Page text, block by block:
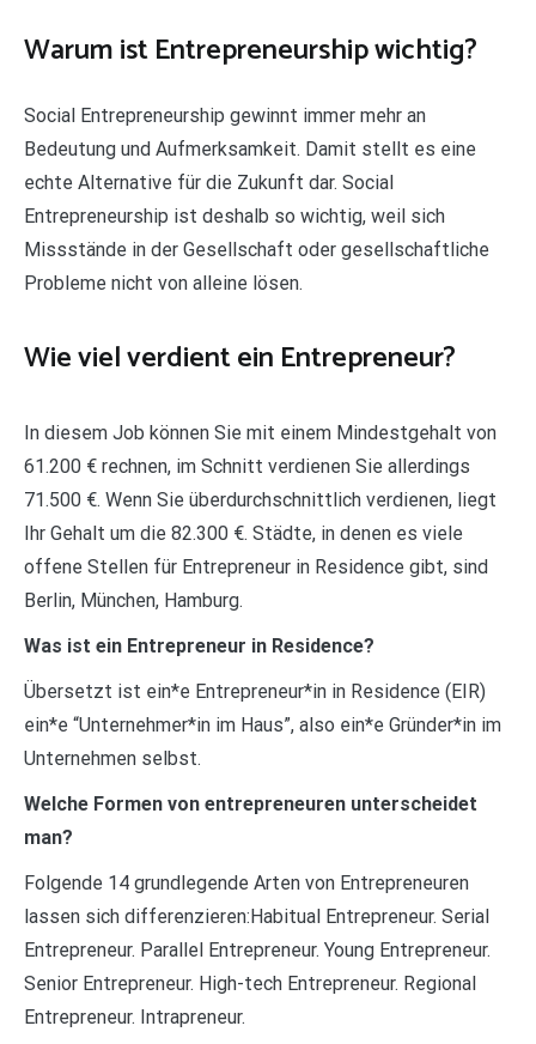
Warum ist Entrepreneurship wichtig?
Social Entrepreneurship gewinnt immer mehr an
Bedeutung und Aufmerksamkeit. Damit stellt es eine
echte Alternative für die Zukunft dar. Social
Entrepreneurship ist deshalb so wichtig, weil sich
Missstände in der Gesellschaft oder gesellschaftliche
Probleme nicht von alleine lösen.
Wie viel verdient ein Entrepreneur?
In diesem Job können Sie mit einem Mindestgehalt von
61.200 € rechnen, im Schnitt verdienen Sie allerdings
71.500 €. Wenn Sie überdurchschnittlich verdienen, liegt
Ihr Gehalt um die 82.300 €. Städte, in denen es viele
offene Stellen für Entrepreneur in Residence gibt, sind
Berlin, München, Hamburg.
Was ist ein Entrepreneur in Residence?
Übersetzt ist ein*e Entrepreneur*in in Residence (EIR)
ein*e “Unternehmer*in im Haus”, also ein*e Gründer*in im
Unternehmen selbst.
Welche Formen von entrepreneuren unterscheidet
man?
Folgende 14 grundlegende Arten von Entrepreneuren
lassen sich differenzieren:Habitual Entrepreneur. Serial
Entrepreneur. Parallel Entrepreneur. Young Entrepreneur.
Senior Entrepreneur. High-tech Entrepreneur. Regional
Entrepreneur. Intrapreneur.